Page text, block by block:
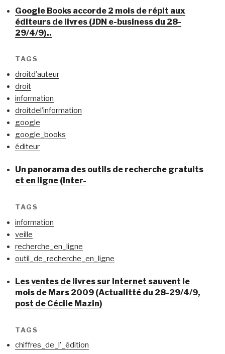
Google Books accorde 2 mois de répit aux
éditeurs de livres (JDN e-business du 28-
29/4/9)..
TAGS
droitd’auteur
droit
information
droitdel’information
google
google_books
éditeur
Un panorama des outils de recherche gratuits
et en ligne (Inter-
TAGS
information
veille
recherche_en_ligne
outil_de_recherche_en_ligne
Les ventes de livres sur Internet sauvent le
mois de Mars 2009 (Actualitté du 28-29/4/9,
post de Cécile Mazin)
TAGS
chiffres_de_l’_édition